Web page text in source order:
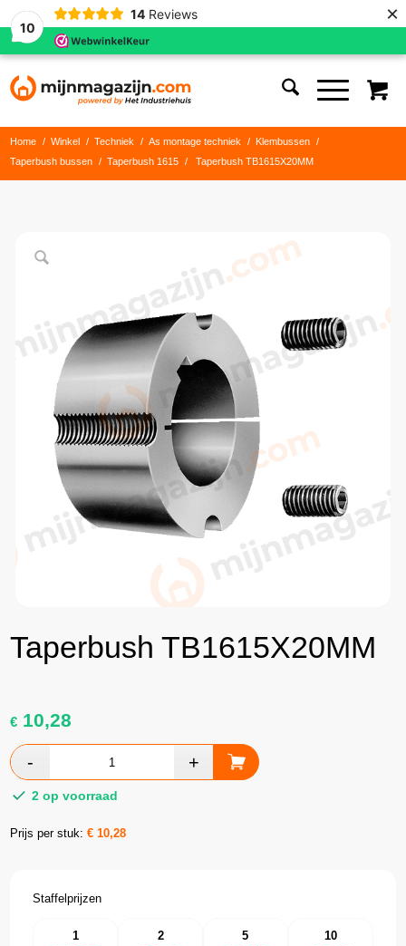
10
14 Reviews ×
Home / Winkel / Techniek / As montage techniek / Klembussen
/
Taperbush bussen
/ Taperbush 1615 / Taperbush TB1615X20MM
Taperbush TB1615X20MM
€ 10,28
2 op voorraad
Prijs per stuk:€10,28
Staffelprijzen
1 2 5 10